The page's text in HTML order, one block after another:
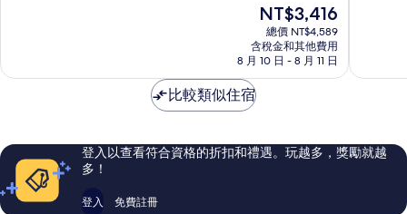
論
現
在
價
格
為
NT$3,416
總價 NT$4,589
含稅金和其他費用
8 月 10 日 - 8 月 11 日
好，
論
比較類似住宿
登入以查看符合資格的折扣和禮遇。玩越多，獎勵就越
多！
登入 免費註冊